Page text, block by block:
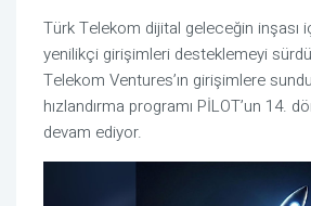
Türk Telekom dijital geleceğin inşası
yenilikçi girişimleri desteklemeyi
Telekom Ventures’ın girişimlere
hızlandırma programı PİLOT’un 14.
devam ediyor.